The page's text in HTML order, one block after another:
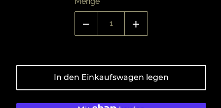
In den Einkaufswagen legen